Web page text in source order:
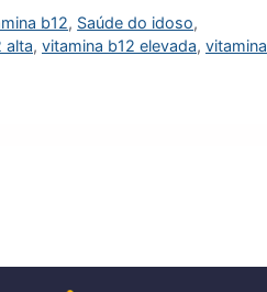
b12, Saúde do idoso,
alta, vitamina b12 elevada, vitamina